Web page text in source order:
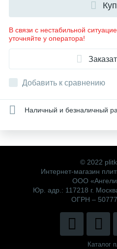
В связи с нестабильной
уточняйте у оператора!
Добавить к сравнению
Наличный и безналичный
© 2022
Интернет-магазин
ООО
Юр. адр.: 117218 г.
ОГРН –
Каталог